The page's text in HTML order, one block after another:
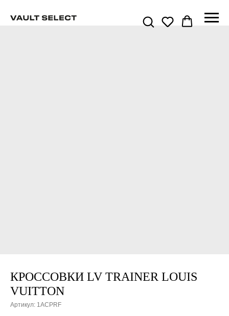
КРОССОВКИ LV TRAINER LOUIS
VUITTON
Артикул: 1ACPRF